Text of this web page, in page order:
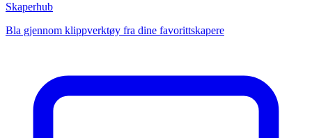
Skaperhub
Bla gjennom klippverktøy fra dine favorittskapere